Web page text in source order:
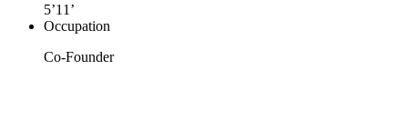
5’11’
Occupation
Co-Founder